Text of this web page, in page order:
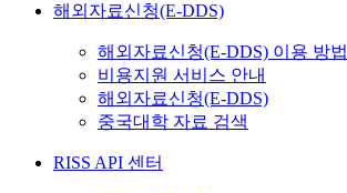
해외자료신청(E-DDS)
해외자료신청(E-DDS) 이용 방법
비용지원 서비스 안내
해외자료신청(E-DDS)
중국대학 자료 검색
RISS API 센터